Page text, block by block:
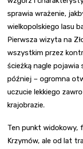
sprawia wrażenie,
wielkopolskiego lasu
Pierwsza wizyta na
wszystkim przez
ścieżką nagle pojawia
później – ogromna
uczucie lekkiego
krajobrazie.
Ten punkt widokowy,
Krzymów, ale od lat